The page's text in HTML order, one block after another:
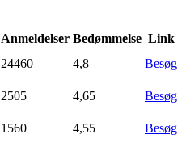
Anmeldelser Bedømmelse Link
24460 4,8 Besøg
2505 4,65 Besøg
1560 4,55 Besøg